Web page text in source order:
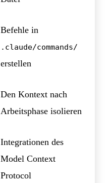
Befehle in
.claude/commands/
erstellen
Den Kontext nach
Arbeitsphase isolieren
Integrationen des
Model Context
Protocol